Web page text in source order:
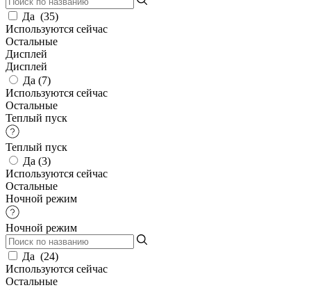
Да (35)
Используются сейчас
Остальные
Дисплей
Дисплей
Да (7)
Используются сейчас
Остальные
Теплый пуск
Теплый пуск
Да (3)
Используются сейчас
Остальные
Ночной режим
Ночной режим
Да (24)
Используются сейчас
Остальные